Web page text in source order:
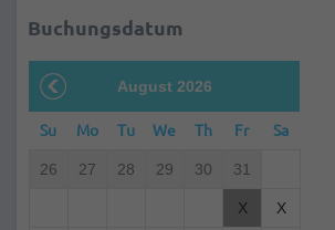
Buchungsdatum
August 2026
Su Mo Tu We Th Fr Sa
26 27 28 29 30 31
X X